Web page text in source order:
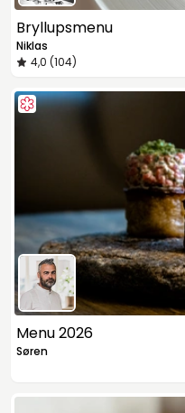
Bryllupsmenu
Niklas
4,0 (104)
Menu 2026
Søren